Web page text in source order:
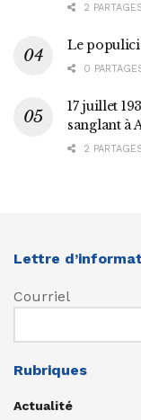
2
Le
0
17 juillet
sanglant à
2
Lettre
Courriel
Rubriques
Actualité